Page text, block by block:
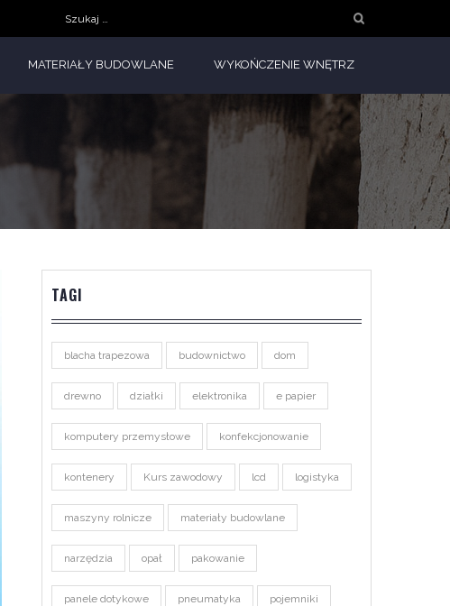
Szukaj:
MATERIAŁY BUDOWLANE WYKOŃCZENIE WNĘTRZ
TAGI
blacha trapezowa budownictwo dom
drewno działki elektronika e papier
komputery przemysłowe konfekcjonowanie
kontenery Kurs zawodowy lcd logistyka
maszyny rolnicze materiały budowlane
narzędzia opał pakowanie
panele dotykowe pneumatyka pojemniki